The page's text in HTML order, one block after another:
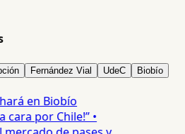
Fernández Vial UdeC Biobío
en Biobío
por Chile!” •